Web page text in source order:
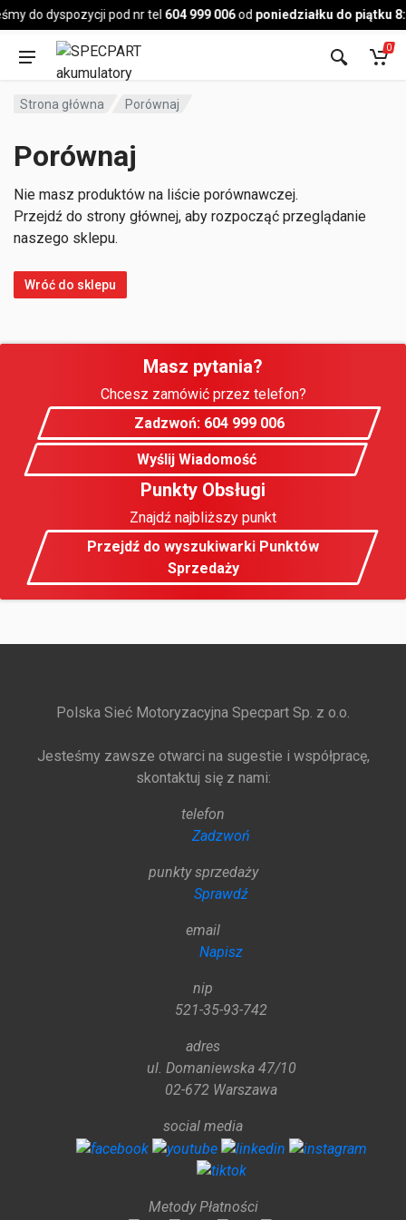
do dyspozycji pod nr tel 604 999 006od poniedziałku do piątku
Pojazd
0
Strona główna Porównaj
Porównaj
Nie masz produktów na liście porównawczej.
Przejdź do strony głównej, aby rozpocząć przeglądanie
naszego sklepu.
Wróć do sklepu
Masz pytania?
Chcesz zamówić przez telefon?
Zadzwoń: 604 999 006
Wyślij Wiadomość
Punkty Obsługi
Znajdź najbliższy punkt
Przejdź do wyszukiwarki Punktów
Sprzedaży
Polska Sieć Motoryzacyjna Specpart Sp. z o.o.
Jesteśmy zawsze otwarci na sugestie i współpracę,
skontaktuj się z nami:
telefon
Zadzwoń
punkty sprzedaży
Sprawdź
email
Napisz
nip
521-35-93-742
adres
ul. Domaniewska 47/10
02-672 Warszawa
social media
Metody Płatności